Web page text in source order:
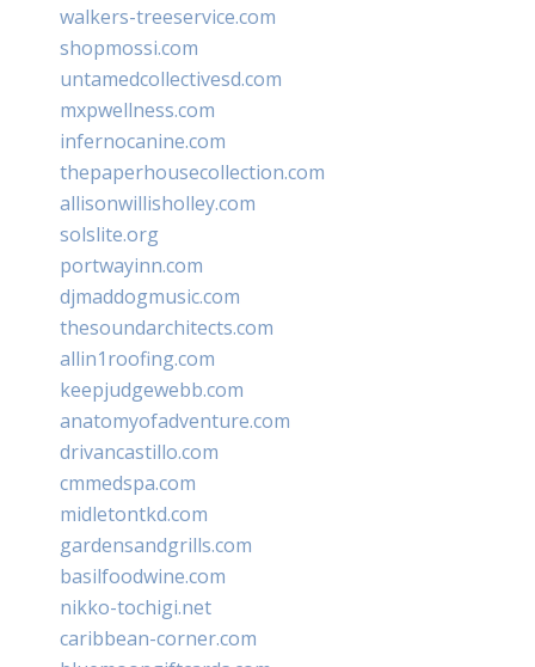
walkers-treeservice.com
shopmossi.com
untamedcollectivesd.com
mxpwellness.com
infernocanine.com
thepaperhousecollection.com
allisonwillisholley.com
solslite.org
portwayinn.com
djmaddogmusic.com
thesoundarchitects.com
allin1roofing.com
keepjudgewebb.com
anatomyofadventure.com
drivancastillo.com
cmmedspa.com
midletontkd.com
gardensandgrills.com
basilfoodwine.com
nikko-tochigi.net
caribbean-corner.com